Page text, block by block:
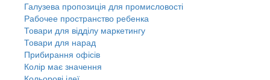
Галузева пропозиція для промисловості
Рабочее пространство ребенка
Товари для відділу маркетингу
Товари для нарад
Прибирання офісів
Колір має значення